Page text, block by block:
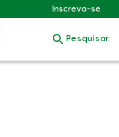
Inscreva-se
Pesquisar